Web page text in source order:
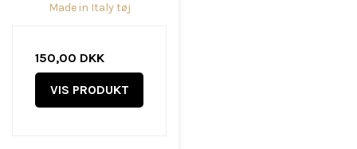
Made in Italy tøj
150,00 DKK
VIS PRODUKT